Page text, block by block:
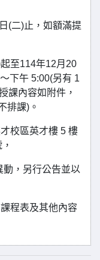
(二)止，如額滿提
至114年12月20
下午 5:00(另有 1
課內容如附件，
排課)。
校區英才樓 5 樓
動，另行公告並以
程表及其他內容